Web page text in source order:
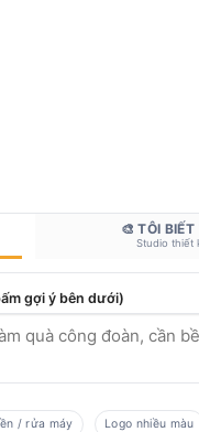
🎨 TÔI
Studio thiết
gợi ý bên dưới)
/ rửa máy Logo nhiều màu